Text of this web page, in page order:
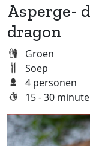
Asperge-
dragon
Groen
Soep
4 personen
15 - 30